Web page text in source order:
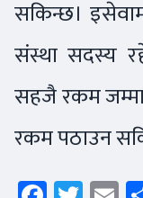
सकिन्छ।
संस्था सदस्य
सहजै रकम
रकम पठाउन